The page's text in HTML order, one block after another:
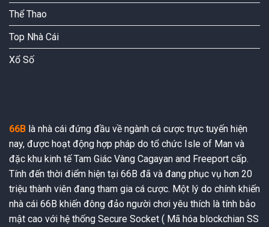
Thể Thao
Top Nhà Cái
Xổ Số
66B là nhà cái đứng đầu về ngành cá cược trực tuyến hiện
nay, được hoạt động hợp pháp do tổ chức Isle of Man và
đặc khu kinh tế Tam Giác Vàng Cagayan and Freeport cấp.
Tính đến thời điểm hiện tại 66B đã và đang phục vụ hơn 20
triệu thành viên đang tham gia cá cược. Một lý do chính khiến
nhà cái 66B khiến đông đảo người chơi yêu thích là tính bảo
mật cao với hệ thống Secure Socket ( Mã hóa blockchian SS